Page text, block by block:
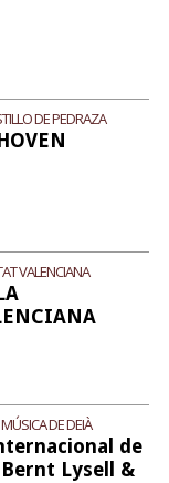
DE PEDRAZA
VALENCIANA
DE DEIÀ
de
Lysell &